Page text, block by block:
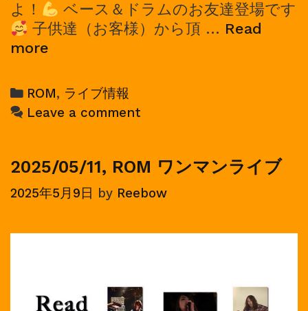
よ！
ベース＆ドラムのお友達登場です
子供達（お客様）から頂 … Read
more
ワ
ン
ラ
ブ
Categories
ROM, ライブ情報
Leave a comment
2025/05/11, ROM ワンマンライブ
2025年5月9日 by Reebow